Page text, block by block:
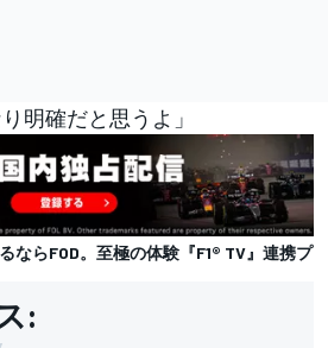
明確だと思うよ」
ならFOD。至極の体験『F1® TV』連携プ
: